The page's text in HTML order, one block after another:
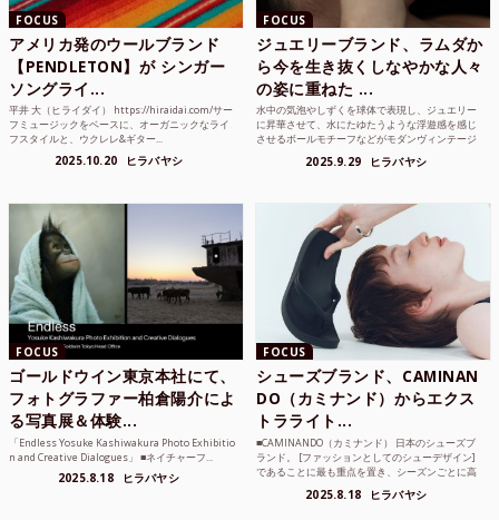
FOCUS
アメリカ発のウールブランド
【PENDLETON】が シンガー
ソングライ...
平井 大（ヒライダイ） https://hiraidai.com/サー
フミュージックをベースに、オーガニックなライ
フスタイルと、ウクレレ&ギター...
2025.10.20 ヒラバヤシ
FOCUS
ジュエリーブランド、ラムダか
ら今を生き抜くしなやかな人々
の姿に重ねた ...
水中の気泡やしずくを球体で表現し、ジュエリー
に昇華させて、水にたゆたうような浮遊感を感じ
させるボールモチーフなどがモダンヴィンテージ
2025.9.29 ヒラバヤシ
FOCUS
ゴールドウイン東京本社にて、
フォトグラファー柏倉陽介によ
る写真展＆体験...
「Endless Yosuke Kashiwakura Photo Exhibitio
n and Creative Dialogues」 ■ネイチャーフ...
2025.8.18 ヒラバヤシ
FOCUS
シューズブランド、CAMINAN
DO（カミナンド）からエクス
トラライト...
■CAMINANDO（カミナンド） 日本のシューズブ
ランド。 [ファッションとしてのシューデザイン]
であることに最も重点を置き、シーズンごとに高
2025.8.18 ヒラバヤシ